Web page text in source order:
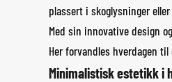
plassert i skoglysninger
Med sin innovative design
Her forvandles hverdagen
Minimalistisk estetikk i